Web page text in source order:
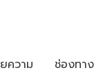
ความ ช่องทา